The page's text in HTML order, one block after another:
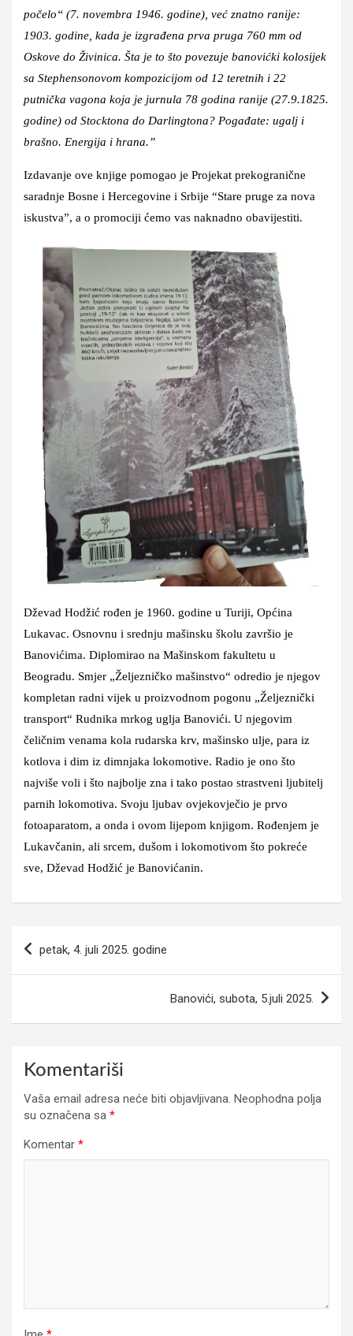
počelo“ (7. novembra 1946. godine), već znatno ranije:
1903. godine, kada je izgrađena prva pruga 760 mm od
Oskove do Živinica. Šta je to što povezuje banovićki kolosijek
sa Stephensonovom kompozicijom od 12 teretnih i 22
putnička vagona koja je jurnula 78 godina ranije (27.9.1825.
godine) od Stocktona do Darlingtona? Pogađate: ugalj i
brašno. Energija i hrana.”
Izdavanje ove knjige pomogao je Projekat prekogranične
saradnje Bosne i Hercegovine i Srbije “Stare pruge za nova
iskustva”, a o promociji ćemo vas naknadno obavijestiti.
Dževad Hodžić rođen je 1960. godine u Turiji, Općina
Lukavac. Osnovnu i srednju mašinsku školu završio je
Banovićima. Diplomirao na Mašinskom fakultetu u
Beogradu. Smjer „Željezničko mašinstvo“ odredio je njegov
kompletan radni vijek u proizvodnom pogonu „Željeznički
transport“ Rudnika mrkog uglja Banovići. U njegovim
čeličnim venama kola rudarska krv, mašinsko ulje, para iz
kotlova i dim iz dimnjaka lokomotive. Radio je ono što
najviše voli i što najbolje zna i tako postao strastveni ljubitelj
parnih lokomotiva. Svoju ljubav ovjekovječio je prvo
fotoaparatom, a onda i ovom lijepom knjigom. Rođenjem je
Lukavčanin, ali srcem, dušom i lokomotivom što pokreće
sve, Dževad Hodžić je Banovićanin.
članaka
petak, 4. juli 2025. godine
Banovići, subota, 5.juli 2025.
Komentariši
Vaša email adresa neće biti objavljivana. Neophodna polja
su označena sa *
Komentar *